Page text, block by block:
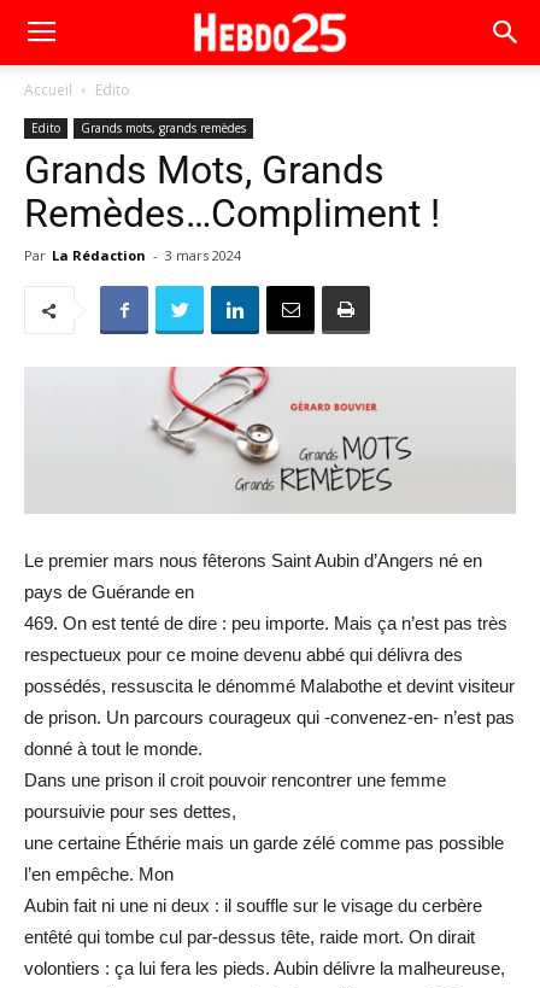
Accueil Edito
Edito Grands mots, grands remèdes
Grands Mots, Grands
Remèdes…Compliment !
Par La Rédaction - 3 mars 2024
Le premier mars nous fêterons Saint Aubin d’Angers né en
pays de Guérande en
469. On est tenté de dire : peu importe. Mais ça n’est pas très
respectueux pour ce moine devenu abbé qui délivra des
possédés, ressuscita le dénommé Malabothe et devint visiteur
de prison. Un parcours courageux qui -convenez-en- n’est pas
donné à tout le monde.
Dans une prison il croit pouvoir rencontrer une femme
poursuivie pour ses dettes,
une certaine Éthérie mais un garde zélé comme pas possible
l’en empêche. Mon
Aubin fait ni une ni deux : il souffle sur le visage du cerbère
entêté qui tombe cul par-dessus tête, raide mort. On dirait
volontiers : ça lui fera les pieds. Aubin délivre la malheureuse,